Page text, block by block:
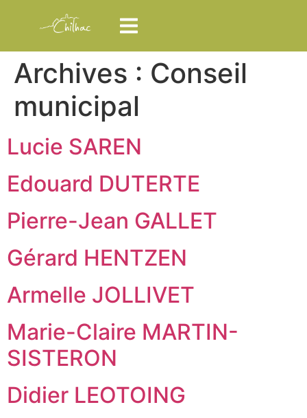
Archives : Conseil
municipal
Lucie SAREN
Edouard DUTERTE
Pierre-Jean GALLET
Gérard HENTZEN
Armelle JOLLIVET
Marie-Claire MARTIN-
SISTERON
Didier LEOTOING